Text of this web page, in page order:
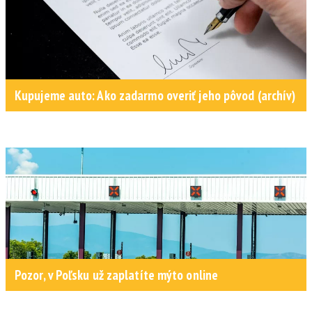
Kupujeme auto: Ako zadarmo overiť jeho pôvod (archív)
Pozor, v Poľsku už zaplatíte mýto online